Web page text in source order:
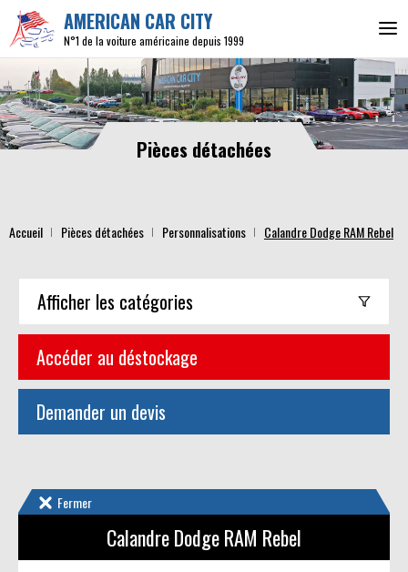
AMERICAN CAR CITY
N°1 de la voiture américaine depuis 1999
Pièces détachées
Accueil Pièces détachées Personnalisations Calandre Dodge RAM Rebel
Afficher les catégories
Accéder au déstockage
Demander un devis
Fermer
Calandre Dodge RAM Rebel